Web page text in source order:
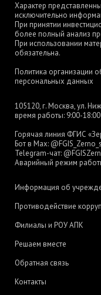
Характер
исключительно
При принятии
более полный анализ
При использовании
обязательна.
Политика организации
персональных данных
105120, г. Москва, ул.
время работы: 9:00-18:00
Горячая линия ФГИС
Бот в Max:
Telegram-чат:
Аварийный режим
Информация об
Противодействие
Филиалы и РОУ АПК
Решаем вместе
Обратная связь
Контакты